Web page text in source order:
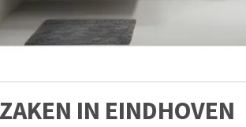
IN EINDHOVEN